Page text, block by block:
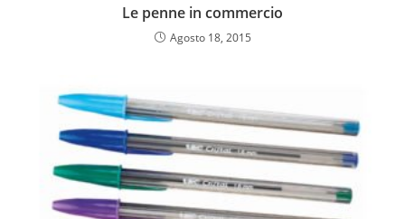
Le penne in commercio
Agosto 18, 2015